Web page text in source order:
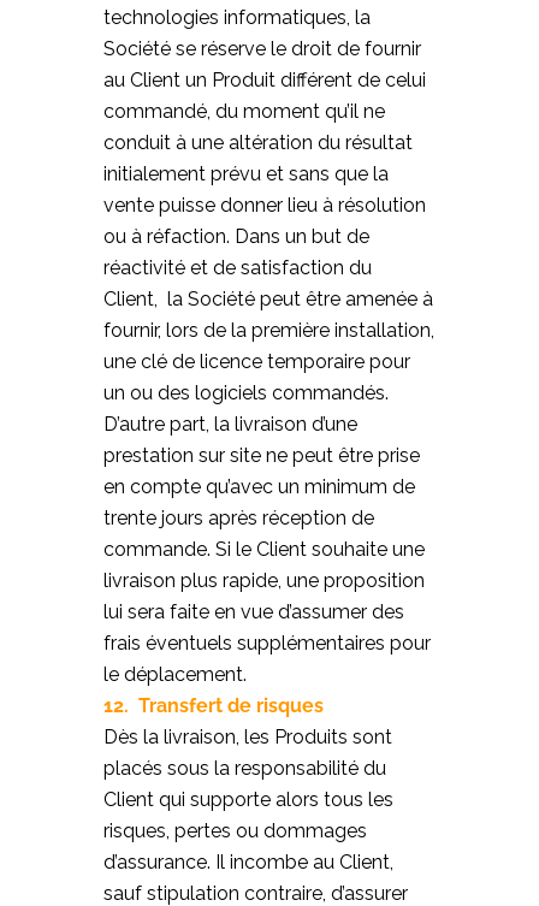
technologies informatiques, la
Société se réserve le droit de fournir
au Client un Produit différent de celui
commandé, du moment qu’il ne
conduit à une altération du résultat
initialement prévu et sans que la
vente puisse donner lieu à résolution
ou à réfaction. Dans un but de
réactivité et de satisfaction du
Client, la Société peut être amenée à
fournir, lors de la première installation,
une clé de licence temporaire pour
un ou des logiciels commandés.
D’autre part, la livraison d’une
prestation sur site ne peut être prise
en compte qu’avec un minimum de
trente jours après réception de
commande. Si le Client souhaite une
livraison plus rapide, une proposition
lui sera faite en vue d’assumer des
frais éventuels supplémentaires pour
le déplacement.
12. Transfert de risques
Dès la livraison, les Produits sont
placés sous la responsabilité du
Client qui supporte alors tous les
risques, pertes ou dommages
d’assurance. Il incombe au Client,
sauf stipulation contraire, d’assurer